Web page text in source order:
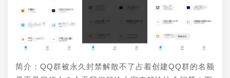
简介：QQ群被永久封禁解散不了占着创建QQ群的名额